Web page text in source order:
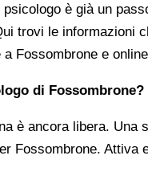
psicologo è già un
trovi le informazioni
Fossombrone e
di Fossombrone?
è ancora libera.
Fossombrone. Attiva